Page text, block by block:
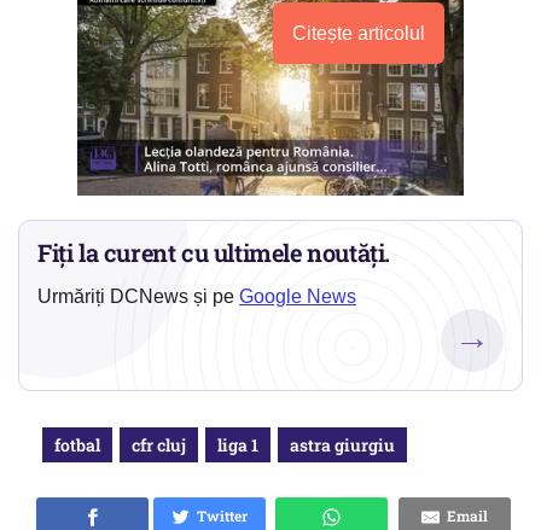
Citește articolul
Fiți la curent cu ultimele noutăți.
Urmăriți DCNews și pe Google News
→
fotbal cfr cluj liga 1 astra giurgiu
Twitter
Email